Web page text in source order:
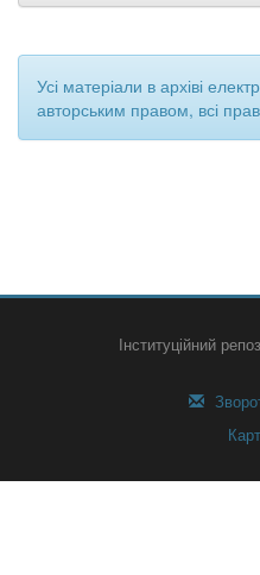
Усі матеріали в архіві
авторським правом, всі
Інституційний